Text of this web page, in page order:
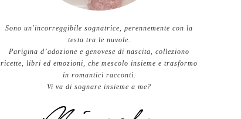
Sono un'incorreggibile sognatrice, perennemente con la
testa tra le nuvole.
Parigina d’adozione e genovese di nascita, colleziono
ricette, libri ed emozioni, che mescolo insieme e trasformo
in romantici racconti.
Vi va di sognare insieme a me?